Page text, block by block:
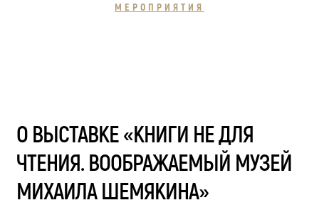
МЕРОПРИЯТИЯ
О ВЫСТАВКЕ «КНИГИ НЕ ДЛЯ
ЧТЕНИЯ. ВООБРАЖАЕМЫЙ МУЗЕЙ
МИХАИЛА ШЕМЯКИНА»